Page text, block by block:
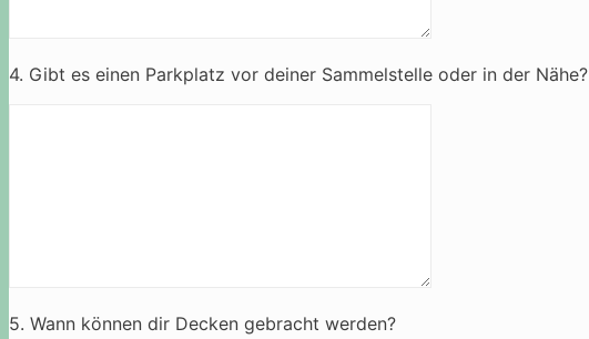
4. Gibt es einen Parkplatz vor deiner Sammelstelle oder in der Nähe?
5. Wann können dir Decken gebracht werden?